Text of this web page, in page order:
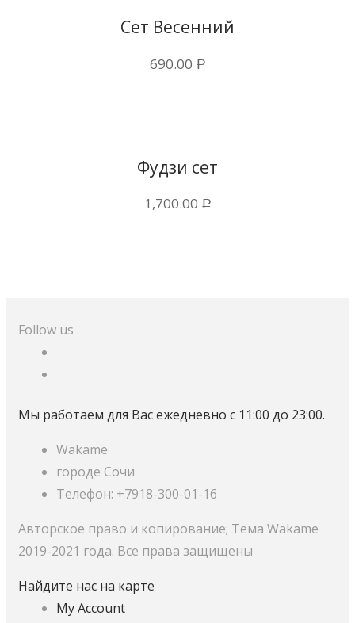
Сет Весенний
690.00 Р
Фудзи сет
1,700.00 Р
Follow us
Мы работаем для Вас ежедневно с 11:00 до 23:00.
Wakame
городе Сочи
Телефон: +7918-300-01-16
Авторское право и копирование; Тема Wakame
2019-2021 года. Все права защищены
Найдите нас на карте
My Account